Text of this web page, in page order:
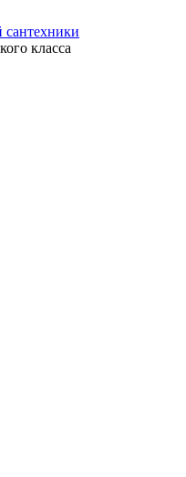
класса